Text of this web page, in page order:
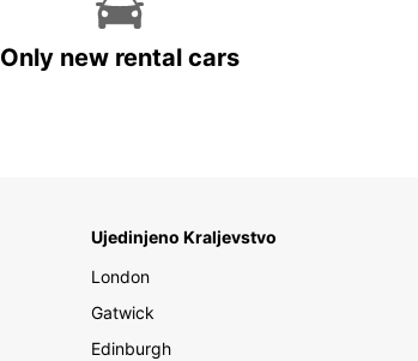
Only new rental cars
Ujedinjeno Kraljevstvo
London
Gatwick
Edinburgh